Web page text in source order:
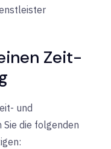
Zeit-
und
die folgenden